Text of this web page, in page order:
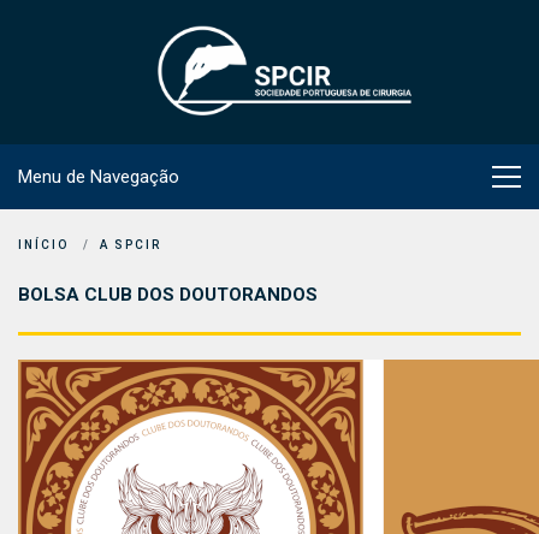
Menu de Navegação
INÍCIO A SPCIR
BOLSA CLUB DOS DOUTORANDOS